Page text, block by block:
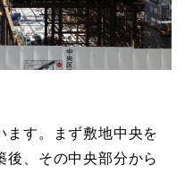
ます。まず敷地中央を
後、その中央部分から